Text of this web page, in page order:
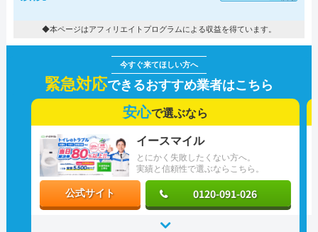
◆本ページはアフィリエイトプログラムによる収益を得ています。
緊急対応できるおすすめ業者はこちら
安心で選ぶなら
とにかく失敗したくない方へ。
実績と信頼性で選ぶならこちら。
イースマイル
公式サイト 0120-091-026